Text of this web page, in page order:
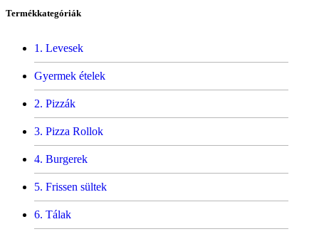
Termékkategóriák
Levesek
Gyermek ételek
Pizzák
Pizza Rollok
Burgerek
Frissen sültek
Tálak